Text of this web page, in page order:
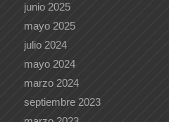
junio 2025
mayo 2025
julio 2024
mayo 2024
marzo 2024
septiembre 2023